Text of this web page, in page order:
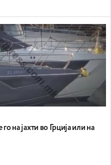
на јахти во Грција или на